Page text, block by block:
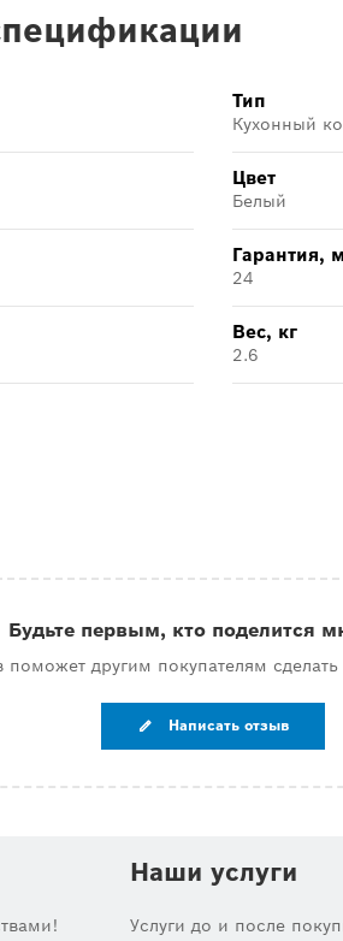
Тип
Кухонный
Цвет
Белый
Гарантия,
24
Вес, кг
2.6
Будьте первым, кто поделится
поможет другим покупателям
Написать отзыв
Наши услуги
Услуги до и после